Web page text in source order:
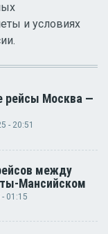
и условиях
рейсы Москва —
- 20:51
между
Мансийском
- 01:15